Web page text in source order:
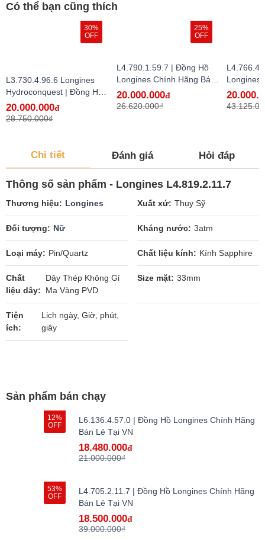
Có thể bạn cũng thích
30%
OFF
L3.730.4.96.6 Longines
Hydroconquest | Đồng Hồ
Longines Chính Hãng Bán
Lẻ Tại VN
20.000.000đ
28.750.000₫
25%
OFF
L4.790.1.59.7 | Đồng Hồ
Longines Chính Hãng Bán
Lẻ Tại VN
20.000.000đ
26.620.000₫
Longines
Lẻ Tại VN
Chi tiết Đánh giá Hỏi đáp
Thông số sản phẩm - Longines L4.819.2.11.7
Thương hiệu Longines Xuất xứ Thụy Sỹ
Đối tượng Nữ Kháng nước 3atm
Loại máy Pin/Quartz Chất liệu kính Kính Sapphire
Chất
liệu dây
Dây Thép Không Gỉ
Mạ Vàng PVD
Size mặt 33mm
Tiện
ích
Lịch ngày, Giờ, phút,
giây
Sản phẩm bán chạy
12%
OFF
L6.136.4.57.0 | Đồng Hồ Longines Chính Hãng
Bán Lẻ Tại VN
18.480.000đ
21.000.000₫
53%
OFF
L4.705.2.11.7 | Đồng Hồ Longines Chính Hãng
Bán Lẻ Tại VN
18.500.000đ
39.000.000₫